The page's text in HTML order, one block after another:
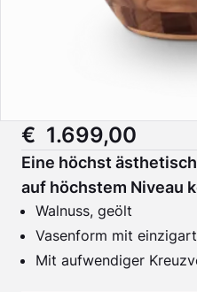
€ 1.699,00
Eine höchst
auf höchstem Niveau
Walnuss, geölt
Vasenform mit
Mit aufwendiger